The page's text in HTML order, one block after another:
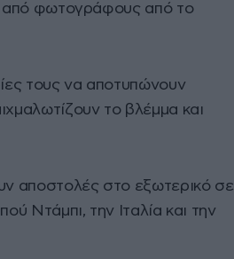
από φωτογράφους από το
τους να αποτυπώνουν
το βλέμμα και
αποστολές στο εξωτερικό σε
Ντάμπι, την Ιταλία και την